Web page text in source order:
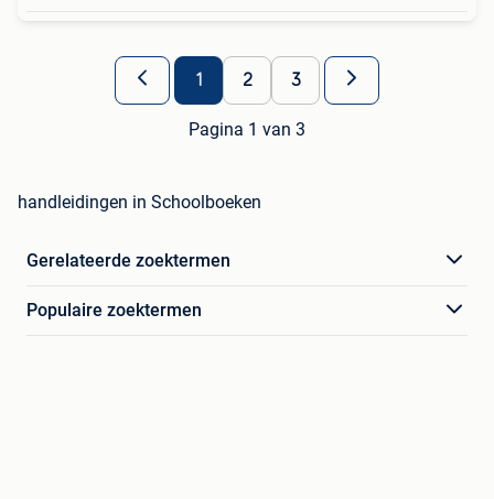
1 2 3
Pagina 1 van 3
handleidingen in Schoolboeken
Gerelateerde zoektermen
Populaire zoektermen